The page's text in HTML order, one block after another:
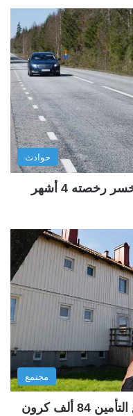
حوادث
قاد بسرعة جنونية في السويد.. فخسر رخصته 4 أشهر
مجتمع
مستأجرة في السويد تطالب بمبلغ التأمين 84 ألف كرون